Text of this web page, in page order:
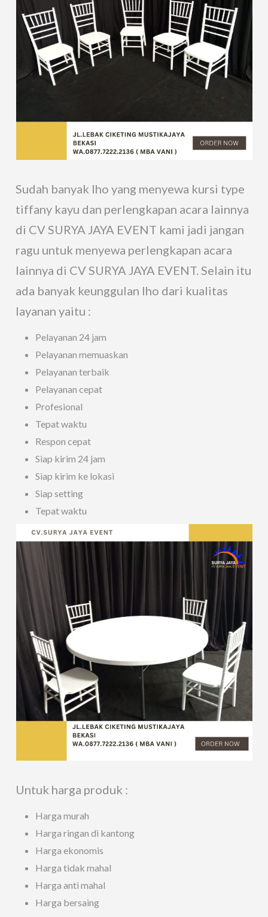
Sudah banyak lho yang menyewa kursi type
tiffany kayu dan perlengkapan acara lainnya
di CV SURYA JAYA EVENT kami jadi jangan
ragu untuk menyewa perlengkapan acara
lainnya di CV SURYA JAYA EVENT. Selain itu
ada banyak keunggulan lho dari kualitas
layanan yaitu :
Pelayanan 24 jam
Pelayanan memuaskan
Pelayanan terbaik
Pelayanan cepat
Profesional
Tepat waktu
Respon cepat
Siap kirim 24 jam
Siap kirim ke lokasi
Siap setting
Tepat waktu
Untuk harga produk :
Harga murah
Harga ringan di kantong
Harga ekonomis
Harga tidak mahal
Harga anti mahal
Harga bersaing